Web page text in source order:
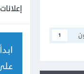
1
إعلانات